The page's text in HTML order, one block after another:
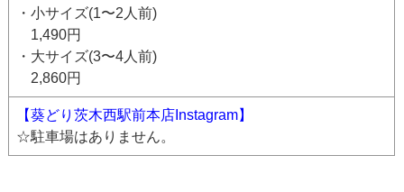
・小サイズ(1〜2人前)
1,490円
・大サイズ(3〜4人前)
2,860円
【葵どり茨木西駅前本店Instagram】
☆駐車場はありません。